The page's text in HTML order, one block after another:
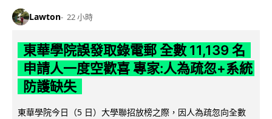
Lawton 22 小時
東華學院誤發取錄電郵 全數 11,139 名
申請人一度空歡喜 專家:人為疏忽+系統
防護缺失
東華學院今日（5 日）大學聯招放榜之際，因人為疏忽向全數